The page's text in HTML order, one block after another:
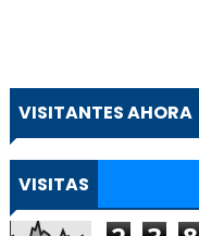
VISITANTES AHORA
VISITAS